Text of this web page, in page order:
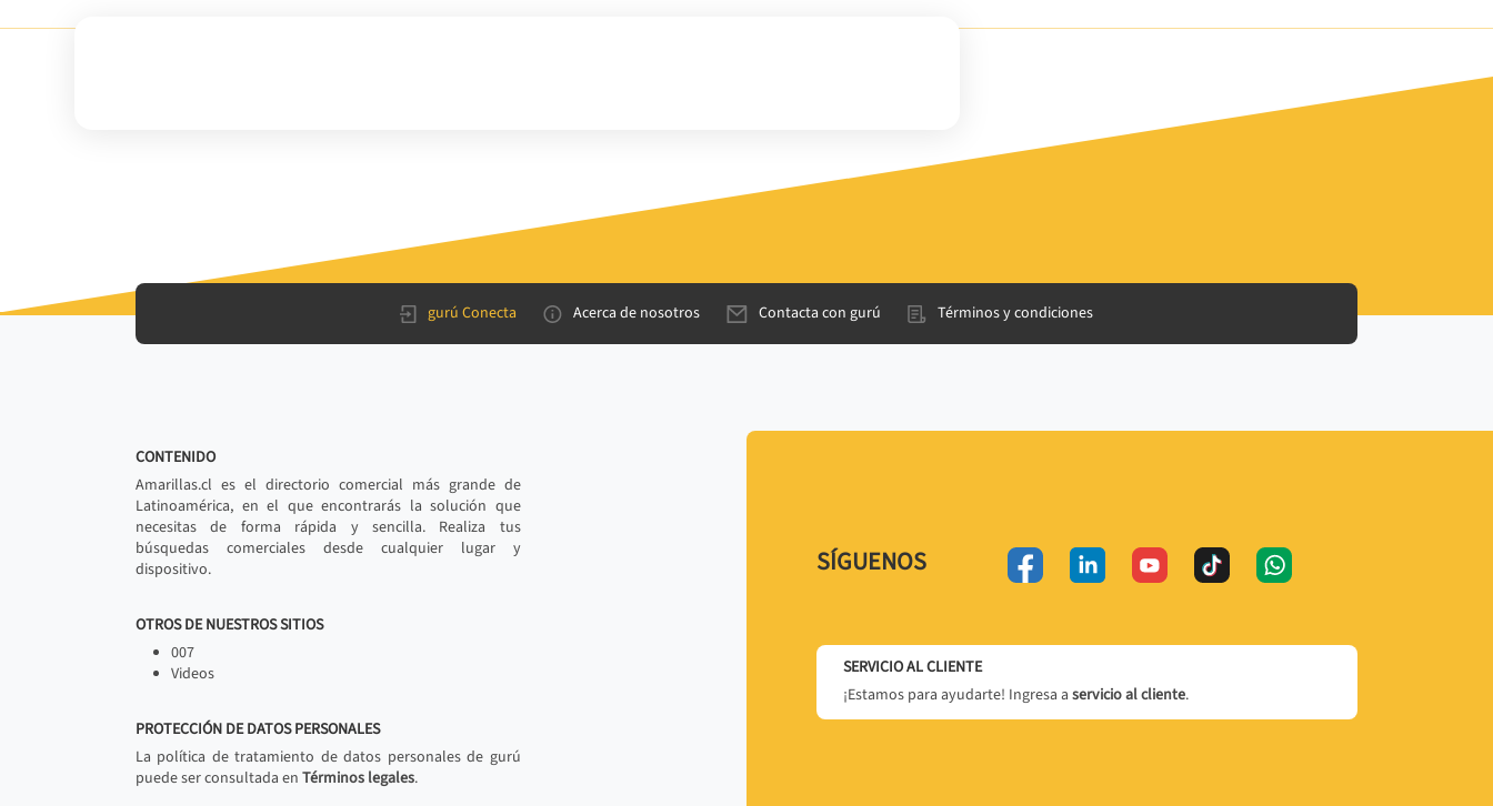
gurú Conecta Acerca de nosotros Contacta con gurú Términos y condiciones
CONTENIDO
Amarillas.cl es el directorio comercial más grande de
Latinoamérica, en el que encontrarás la solución que
necesitas de forma rápida y sencilla. Realiza tus
búsquedas comerciales desde cualquier lugar y
dispositivo.
OTROS DE NUESTROS SITIOS
007
Videos
PROTECCIÓN DE DATOS PERSONALES
La política de tratamiento de datos personales de gurú
puede ser consultada en Términos legales.
SÍGUENOS
SERVICIO AL CLIENTE
¡Estamos para ayudarte! Ingresa a servicio al cliente.